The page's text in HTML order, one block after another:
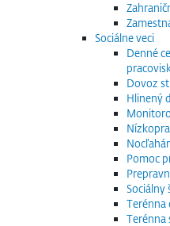
Sociálne veci
Denné
Dovoz
Hlinený
Pomoc
Sociálny
Terénna
Terénna